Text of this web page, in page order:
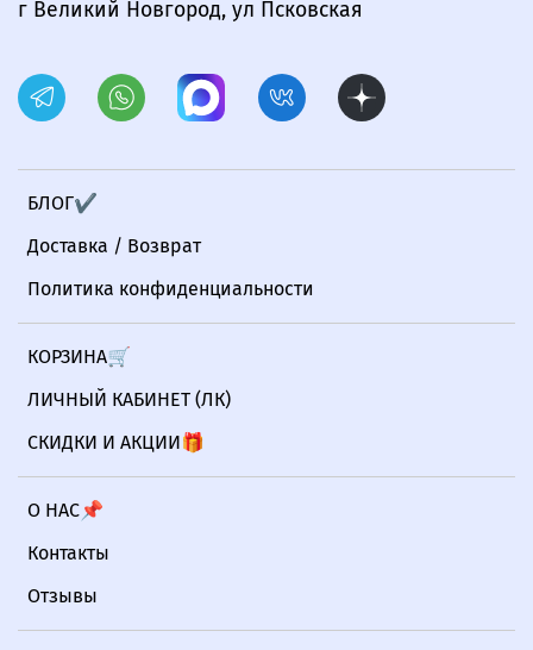
БЛОГ✔
Доставка / Возврат
Политика конфиденциальности
КОРЗИНА🛒
ЛИЧНЫЙ КАБИНЕТ (ЛК)
СКИДКИ И АКЦИИ🎁
О НАС📌
Контакты
Отзывы
г Великий Новгород, ул Псковская